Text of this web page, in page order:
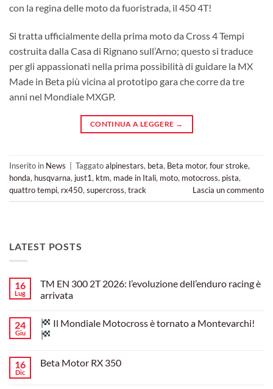
con la regina delle moto da fuoristrada, il 450 4T!
Si tratta ufficialmente della prima moto da Cross 4 Tempi
costruita dalla Casa di Rignano sull’Arno; questo si traduce
per gli appassionati nella prima possibilità di guidare la MX
Made in Beta più vicina al prototipo gara che corre da tre
anni nel Mondiale MXGP.
CONTINUA A LEGGERE →
Inserito in News Taggatoalpinestars, beta, Beta motor, four stroke,
honda, husqvarna, just1, ktm, made in Itali, moto, motocross, pista,
quattro tempi, rx450, supercross, track Lascia un commento
LATEST POSTS
16
Lug
TM EN 300 2T 2026: l’evoluzione dell’enduro racing è
arrivata
su
TM
EN
2026:
24
Giu
Il Mondiale Motocross è tornato a Montevarchi!
su
16
Dic
Beta Motor RX 350